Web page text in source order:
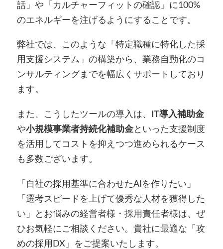
話」や「カルチャーフィットの確認」に100%
のエネルギーを注げるようにすることです。
弊社では、このような「特定職種に特化した採
用支援システム」の構築から、業務自動化のコ
ンサルティングまでを幅広くサポートしており
ます。
また、こうしたツールの導入は、
IT導入補助金
や小規模事業者持続化補助金といった支援制度
を活用してコストを抑えつつ進められるケース
も多数ございます。
「自社の採用基準に合わせたAIを作りたい」
「選考スピードを上げて優秀な人材を獲得した
い」とお悩みの経営者様・採用責任者様は、ぜ
ひお気軽にご相談ください。貴社に最適な「攻
めの採用DX」をご提案いたします。